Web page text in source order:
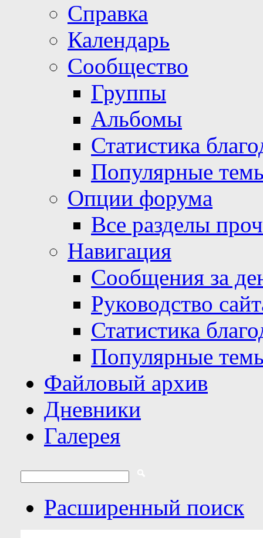
Справка
Календарь
Сообщество
Группы
Альбомы
Статистика
Популярные
Опции форума
Все разделы
Навигация
Сообщения за
Руководство
Статистика
Популярные
Файловый архив
Дневники
Галерея
Расширенный поиск